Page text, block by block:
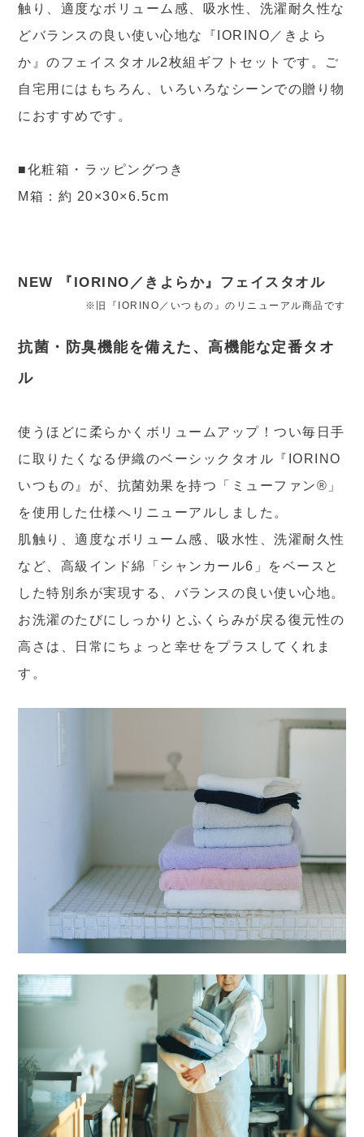
触り、適度なボリューム感、吸水性、洗濯耐久性な
どバランスの良い使い心地な『IORINO／きよら
か』のフェイスタオル2枚組ギフトセットです。ご
自宅用にはもちろん、いろいろなシーンでの贈り物
におすすめです。
■化粧箱・ラッピングつき
M箱：約 20×30×6.5cm
NEW 『IORINO／きよらか』フェイスタオル
※旧『IORINO／いつもの』のリニューアル商品です
抗菌・防臭機能を備えた、高機能な定番タオ
ル
使うほどに柔らかくボリュームアップ！つい毎日手
に取りたくなる伊織のベーシックタオル『IORINO
いつもの』が、抗菌効果を持つ「ミューファン®」
を使用した仕様へリニューアルしました。
肌触り、適度なボリューム感、吸水性、洗濯耐久性
など、高級インド綿「シャンカール6」をベースと
した特別糸が実現する、バランスの良い使い心地。
お洗濯のたびにしっかりとふくらみが戻る復元性の
高さは、日常にちょっと幸せをプラスしてくれま
す。